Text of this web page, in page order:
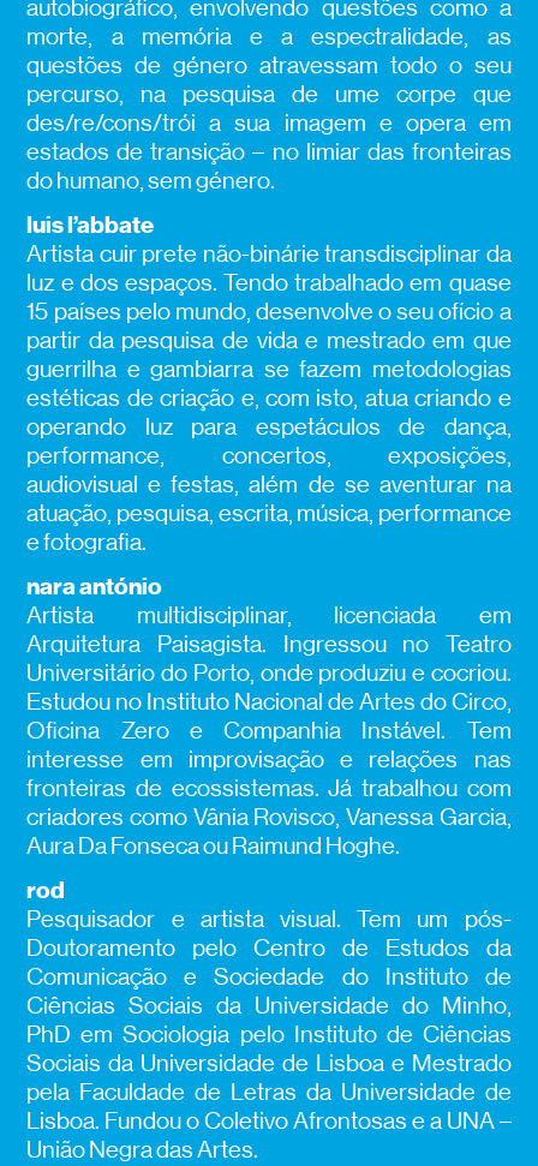
autobiográfico, envolvendo questões como a
morte, a memória e a espectralidade, as
questões de género atravessam todo o seu
percurso, na pesquisa de ume corpeque
des/re/cons/trói a sua imagem e opera em
estados de transição – no limiar das fronteiras
do humano, sem género.
luis l’abbate
Artista cuir prete não-binárietransdisciplinar da
luz e dos espaços. Tendo trabalhado em quase
15 países pelo mundo,desenvolve o seu ofício a
partir da pesquisa de vida e mestrado em que
guerrilha e gambiarra se fazem metodologias
estéticas de criação e, com isto, atua criando e
operando luz para espetáculos de dança,
performance, concertos, exposições,
audiovisual e festas, além de se aventurar na
atuação, pesquisa, escrita, música, performance
e fotografia.
nara antónio
Artista multidisciplinar, licenciada em
Arquitetura Paisagista. Ingressou no Teatro
Universitário do Porto, onde produziu e cocriou.
Estudou no Instituto Nacional de Artes do Circo,
Oficina Zero e Companhia Instável. Tem
interesse em improvisação e relações nas
fronteiras de ecossistemas. Já trabalhou com
criadores como Vânia Rovisco, Vanessa Garcia,
Aura Da FonsecaouRaimund Hoghe.
rod
Pesquisador e artista visual. Tem um pós-
Doutoramento pelo Centro de Estudos da
Comunicação e Sociedade do Instituto de
Ciências Sociais da Universidade do Minho,
PhD em Sociologia pelo Instituto de Ciências
Sociais da Universidade de Lisboa e Mestrado
pela Faculdade de Letras da Universidade de
Lisboa. Fundou o Coletivo Afrontosas e a UNA –
União Negra das Artes.